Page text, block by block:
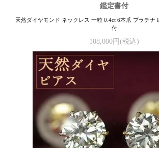
鑑定書付
天然ダイヤモンド ネックレス 一粒 0.4ct 6本爪 プラチナ
付
108,000円(税込)